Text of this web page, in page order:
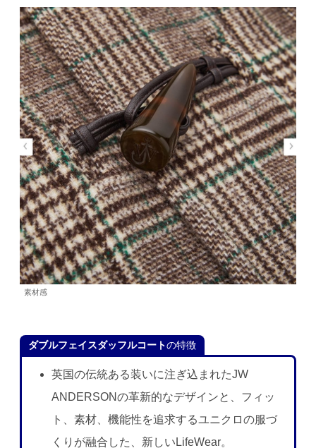
素材感
ダブルフェイスダッフルコートの特徴
英国の伝統ある装いに注ぎ込まれたJW
ANDERSONの革新的なデザインと、フィッ
ト、素材、機能性を追求するユニクロの服づ
くりが融合した、新しいLifeWear。